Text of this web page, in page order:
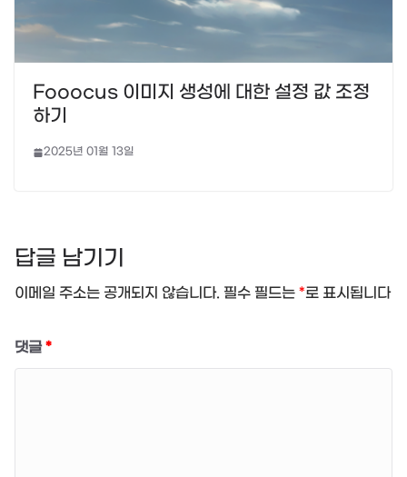
Fooocus 이미지 생성에 대한 설정 값 조정
하기
2025년 01월 13일
답글 남기기
이메일 주소는 공개되지 않습니다. 필수 필드는 *로 표시됩니다
댓글*